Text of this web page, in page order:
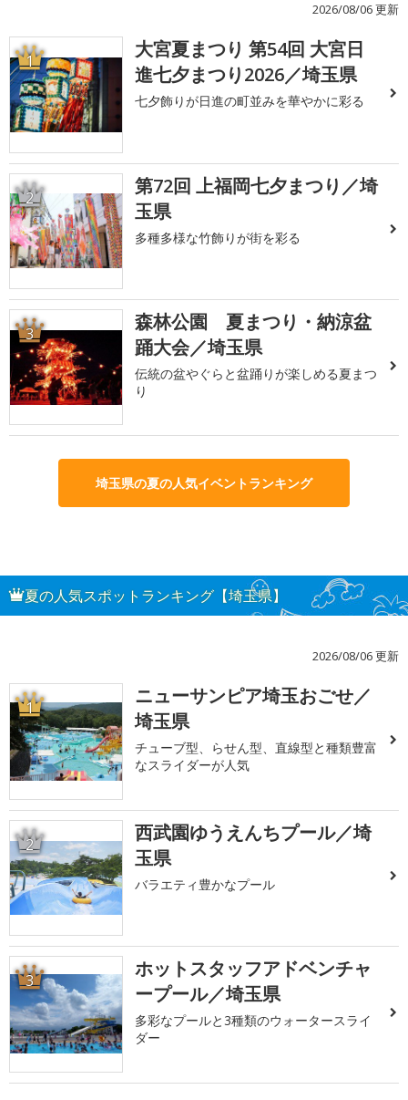
2026/08/06 更新
1
大宮夏まつり 第54回 大宮日
進七夕まつり2026／埼玉県
七夕飾りが日進の町並みを華やかに彩る
2
第72回 上福岡七夕まつり／埼
玉県
多種多様な竹飾りが街を彩る
3
森林公園 夏まつり・納涼盆
踊大会／埼玉県
伝統の盆やぐらと盆踊りが楽しめる夏まつ
り
埼玉県の夏の人気イベントランキング
夏の人気スポットランキング【埼玉県】
2026/08/06 更新
1
ニューサンピア埼玉おごせ／
埼玉県
チューブ型、らせん型、直線型と種類豊富
なスライダーが人気
2
西武園ゆうえんちプール／埼
玉県
バラエティ豊かなプール
3
ホットスタッフアドベンチャ
ープール／埼玉県
多彩なプールと3種類のウォータースライ
ダー